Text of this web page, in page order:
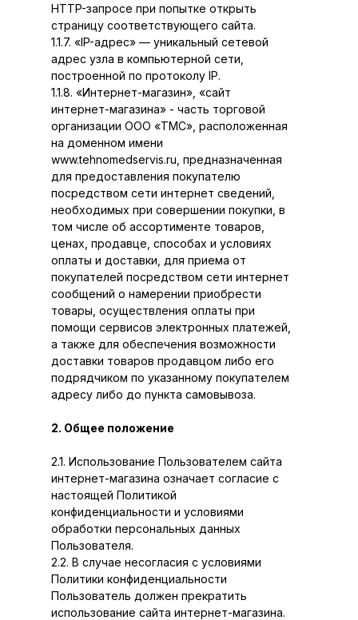
HTTP-запросе при попытке открыть
страницу соответствующего сайта.
1.1.7. «IP-адрес» — уникальный сетевой
адрес узла в компьютерной сети,
построенной по протоколу IP.
1.1.8. «Интернет-магазин», «сайт
интернет-магазина» - часть торговой
организации ООО «ТМС», расположенная
на доменном имени
www.tehnomedservis.ru, предназначенная
для предоставления покупателю
посредством сети интернет сведений,
необходимых при совершении покупки, в
том числе об ассортименте товаров,
ценах, продавце, способах и условиях
оплаты и доставки, для приема от
покупателей посредством сети интернет
сообщений о намерении приобрести
товары, осуществления оплаты при
помощи сервисов электронных платежей,
а также для обеспечения возможности
доставки товаров продавцом либо его
подрядчиком по указанному покупателем
адресу либо до пункта самовывоза.
2. Общее положение
2.1. Использование Пользователем сайта
интернет-магазина означает согласие с
настоящей Политикой
конфиденциальности и условиями
обработки персональных данных
Пользователя.
2.2. В случае несогласия с условиями
Политики конфиденциальности
Пользователь должен прекратить
использование сайта интернет-магазина.